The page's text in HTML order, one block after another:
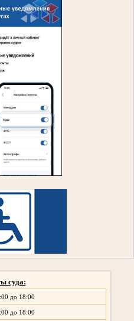
суда:
до 18:00
до 18:00